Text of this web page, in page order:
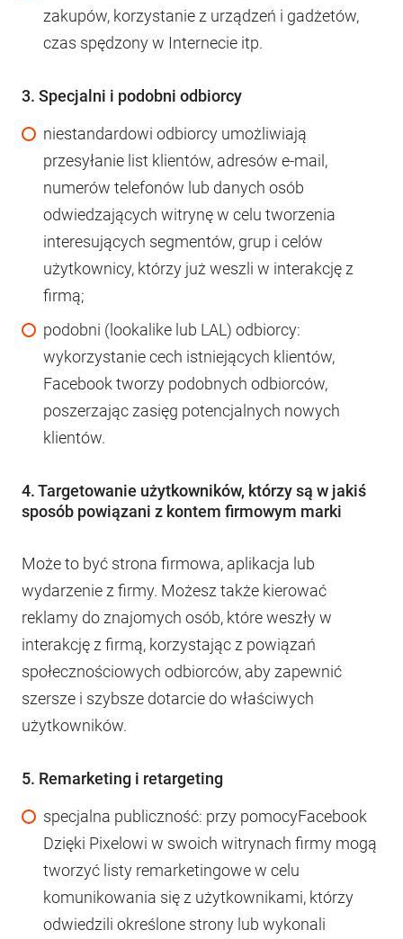
zakupów, korzystanie z urządzeń i gadżetów,
czas spędzony w Internecie itp.
3. Specjalni i podobni odbiorcy
niestandardowi odbiorcy umożliwiają
przesyłanie list klientów, adresów e-mail,
numerów telefonów lub danych osób
odwiedzających witrynę w celu tworzenia
interesujących segmentów, grup i celów
użytkownicy, którzy już weszli w interakcję z
firmą;
podobni (lookalike lub LAL) odbiorcy:
wykorzystanie cech istniejących klientów,
Facebook tworzy podobnych odbiorców,
poszerzając zasięg potencjalnych nowych
klientów.
4. Targetowanie użytkowników, którzy są w jakiś
sposób powiązani z kontem firmowym marki
Może to być strona firmowa, aplikacja lub
wydarzenie z firmy. Możesz także kierować
reklamy do znajomych osób, które weszły w
interakcję z firmą, korzystając z powiązań
społecznościowych odbiorców, aby zapewnić
szersze i szybsze dotarcie do właściwych
użytkowników.
5. Remarketing i retargeting
specjalna publiczność: przy pomocyFacebook
Dzięki Pixelowi w swoich witrynach firmy mogą
tworzyć listy remarketingowe w celu
komunikowania się z użytkownikami, którzy
odwiedzili określone strony lub wykonali